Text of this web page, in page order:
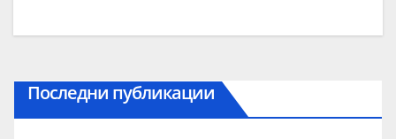
Последни публикации